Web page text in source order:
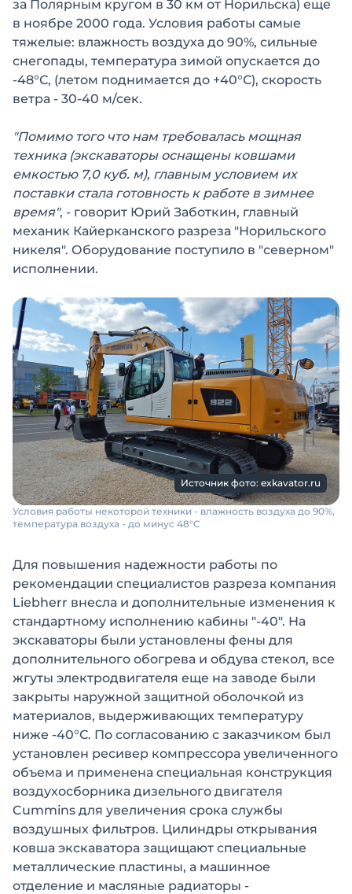
за Полярным кругом в 30 км от Норильска) еще
в ноябре 2000 года. Условия работы самые
тяжелые: влажность воздуха до 90%, сильные
снегопады, температура зимой опускается до
-48°С, (летом поднимается до +40°С), скорость
ветра - 30-40 м/сек.
"Помимо того что нам требовалась мощная
техника (экскаваторы оснащены ковшами
емкостью 7,0 куб. м), главным условием их
поставки стала готовность к работе в зимнее
время", - говорит Юрий Заботкин, главный
механик Кайерканского разреза "Норильского
никеля". Оборудование поступило в "северном"
исполнении.
Источник фото: exkavator.ru
Условия работы некоторой техники - влажность воздуха до 90%,
температура воздуха - до минус 48°С
Для повышения надежности работы по
рекомендации специалистов разреза компания
Liebherr внесла и дополнительные изменения к
стандартному исполнению кабины "-40". На
экскаваторы были установлены фены для
дополнительного обогрева и обдува стекол, все
жгуты электродвигателя еще на заводе были
закрыты наружной защитной оболочкой из
материалов, выдерживающих температуру
ниже -40°С. По согласованию с заказчиком был
установлен ресивер компрессора увеличенного
объема и применена специальная конструкция
воздухосборника дизельного двигателя
Cummins для увеличения срока службы
воздушных фильтров. Цилиндры открывания
ковша экскаватора защищают специальные
металлические пластины, а машинное
отделение и масляные радиаторы -